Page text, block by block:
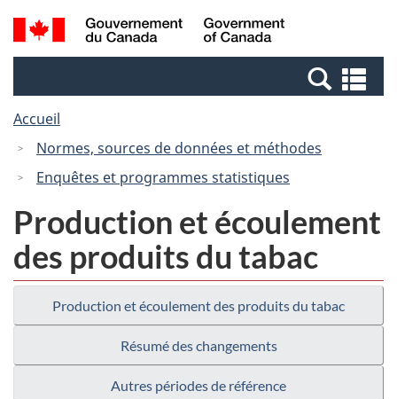
Passer
au
Passer
à
Canada
Recherche
et
et
Accueil
Normes, sources de données et méthodes
Enquêtes et programmes statistiques
Production et écoulement
des produits du tabac
Production et écoulement des produits du tabac
Résumé des changements
Autres périodes de référence